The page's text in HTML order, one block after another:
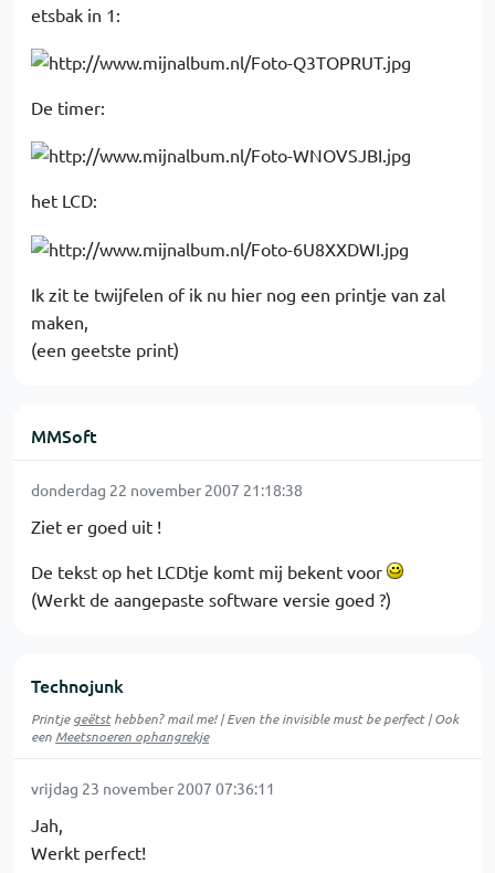
etsbak in 1:
De timer:
het LCD:
Ik zit te twijfelen of ik nu hier nog een printje van zal
maken,
(een geetste print)
MMSoft
donderdag 22 november 2007 21:18:38
Ziet er goed uit !
De tekst op het LCDtje komt mij bekent voor
(Werkt de aangepaste software versie goed ?)
Technojunk
Printjegeëtsthebben? mail me! | Even the invisible must be perfect | Ook
een Meetsnoeren ophangrekje
vrijdag 23 november 2007 07:36:11
Jah,
Werkt perfect!